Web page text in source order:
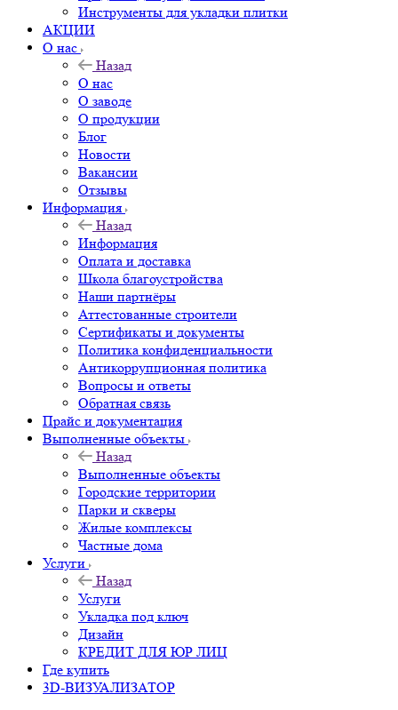
Инструменты для укладки плитки
АКЦИИ
О нас
Назад
О нас
О заводе
О продукции
Блог
Новости
Вакансии
Отзывы
Информация
Назад
Информация
Оплата и доставка
Школа благоустройства
Наши партнёры
Аттестованные строители
Сертификаты и документы
Политика конфиденциальности
Антикоррупционная политика
Вопросы и ответы
Обратная связь
Прайс и документация
Выполненные объекты
Назад
Выполненные объекты
Городские территории
Парки и скверы
Жилые комплексы
Частные дома
Услуги
Назад
Услуги
Укладка под ключ
Дизайн
КРЕДИТ ДЛЯ ЮР ЛИЦ
Где купить
3D-ВИЗУАЛИЗАТОР